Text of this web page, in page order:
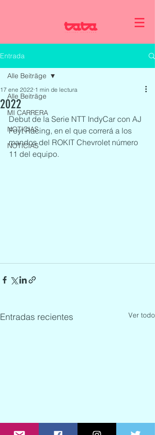
Entrada
Alle Beiträge
MI CARRERA
NOTICIAS
NOTICIAS
Alle Beiträge
2022
17 ene 2022 1 min de lectura
Debut de la Serie NTT IndyCar con AJ
Foyt Racing, en el que correrá a los
mandos del ROKIT Chevrolet número
11 del equipo.
Entradas recientes Ver todo